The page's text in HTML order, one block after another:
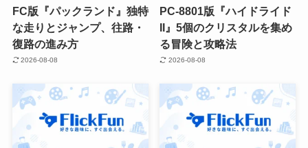
FC版『パックランド』独特
な走りとジャンプ、往路・
復路の進み方
2026-08-08
PC-8801版『ハイドライド
II』5個のクリスタルを集め
る冒険と攻略法
2026-08-08